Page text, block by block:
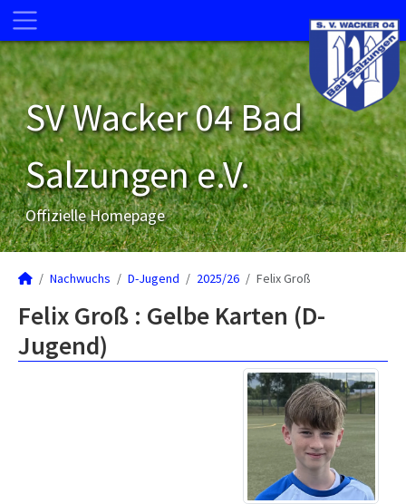
SV Wacker 04 Bad
Salzungen e.V.
Offizielle Homepage
Nachwuchs D-Jugend 2025/26 Felix Groß
Felix Groß : Gelbe Karten (D-
Jugend)